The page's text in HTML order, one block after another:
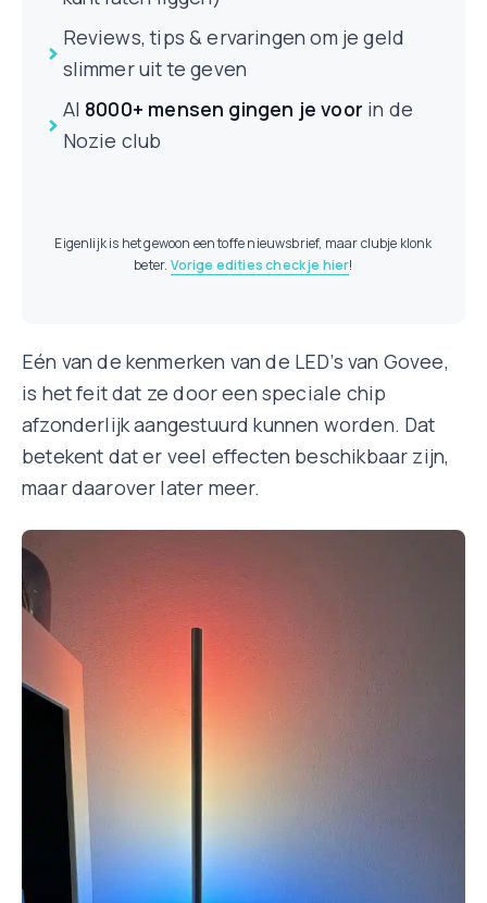
Reviews, tips & ervaringen om je geld
slimmer uit te geven
Al 8000+ mensen gingen je voor in de
Nozie club
Eigenlijk is het gewoon een toffe nieuwsbrief, maar clubje klonk
beter. Vorige edities check je hier!
Eén van de kenmerken van de LED’s van Govee,
is het feit dat ze door een speciale chip
afzonderlijk aangestuurd kunnen worden. Dat
betekent dat er veel effecten beschikbaar zijn,
maar daarover later meer.